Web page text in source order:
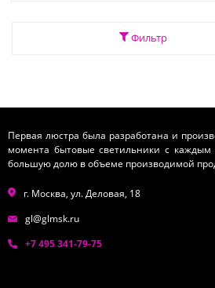
Фильтр
Первая люстра была разработана и
момента бытовые светильники с каждым
большую долю в объеме производимой
г. Москва, ул. Деловая, 18
gl@glmsk.ru
+7 495 341-79-75